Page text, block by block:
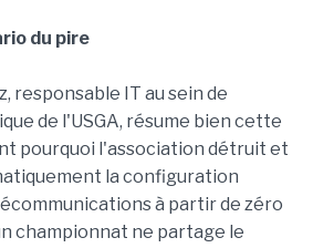
du pire
responsable IT au sein de
de l'USGA, résume bien cette
pourquoi l'association détruit et
la configuration
à partir de zéro
championnat ne partage le